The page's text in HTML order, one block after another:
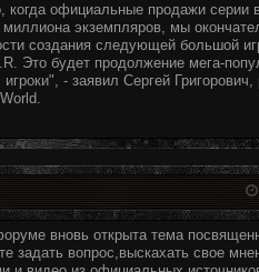
когда официальные продажи серии
миллиона экземпляров, мы
создания следующей большой
Это будет продолжение мега-
- заявил Сергей
вновь открыта тема
задать вопрос,выскахать свое